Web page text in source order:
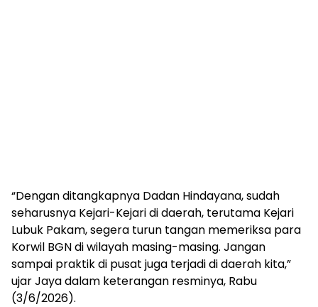
“Dengan ditangkapnya Dadan Hindayana, sudah
seharusnya Kejari-Kejari di daerah, terutama Kejari
Lubuk Pakam, segera turun tangan memeriksa para
Korwil BGN di wilayah masing-masing. Jangan
sampai praktik di pusat juga terjadi di daerah kita,”
ujar Jaya dalam keterangan resminya, Rabu
(3/6/2026).